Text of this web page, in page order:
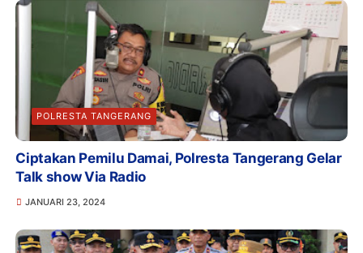
POLRESTA TANGERANG
Ciptakan Pemilu Damai, Polresta Tangerang Gelar
Talk show Via Radio
JANUARI 23, 2024